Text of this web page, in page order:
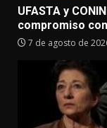
UFASTA y
compromiso
7 de agosto de